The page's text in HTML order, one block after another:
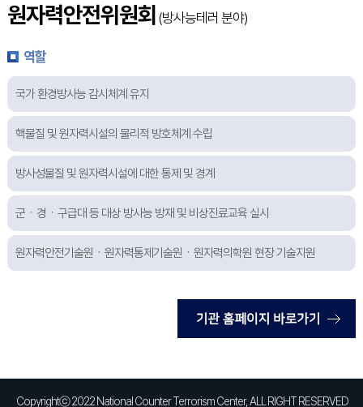
원자력안전위원회 (방사능테러 분야)
역할
국가 환경방사능 감시체계 유지
핵물질 및 원자력시설의 물리적 방호체계 수립
방사성물질 및 원자력시설에 대한 통제 및 경계
군ㆍ경ㆍ구급대 등 대상 방사능 방재 및 비상진료교육 실시
원자력안전기술원ㆍ원자력통제기술원ㆍ원자력의학원 현장 기술지원
Copyrightⓒ 2022 National Counter Terrorism Center, ALL RIGHT RESERVED